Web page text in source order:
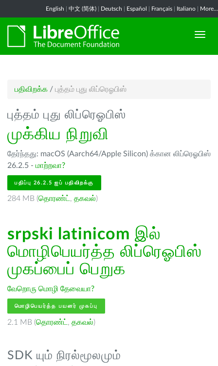
English 中文 (简体) Deutsch Español Français Italiano More...
பதிவிறக்க / புத்தம் புது லிப்ரெஓபிஸ்
புத்தம் புது லிப்ரெஓபிஸ்
முக்கிய நிறுவி
தேர்ந்தது: macOS (Aarch64/Apple Silicon) க்கான லிப்ரெஓபிஸ்
26.2.5 - மாற்றவா?
பதிப்பு 26.2.5 ஐப் பதிவிறக்கு
284 MB (தொரண்ட் , தகவல்)
srpski latinicom இல்
மொழிபெயர்த்த லிப்ரெஓபிஸ்
முகப்பைப் பெறுக
வேறொரு மொழி தேவையா?
மொழிபெயர்த்த பயனர் முகப்பு
2.1 MB (தொரண்ட் , தகவல்)
SDK யும் நிரல்மூலமும்